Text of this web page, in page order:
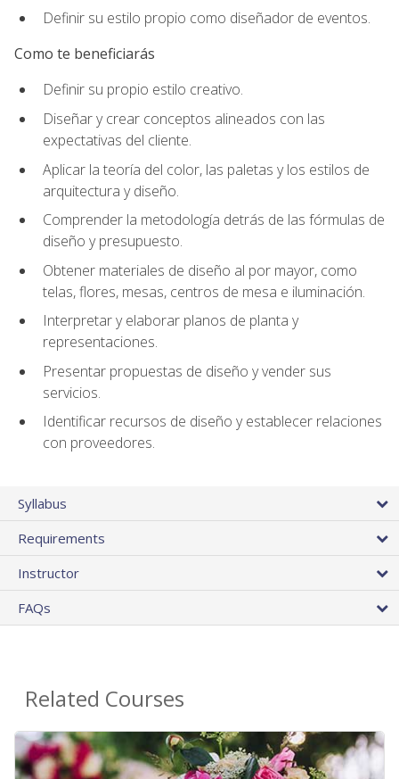
Definir su estilo propio como diseñador de eventos.
Como te beneficiarás
Definir su propio estilo creativo.
Diseñar y crear conceptos alineados con las
expectativas del cliente.
Aplicar la teoría del color, las paletas y los estilos de
arquitectura y diseño.
Comprender la metodología detrás de las fórmulas de
diseño y presupuesto.
Obtener materiales de diseño al por mayor, como
telas, flores, mesas, centros de mesa e iluminación.
Interpretar y elaborar planos de planta y
representaciones.
Presentar propuestas de diseño y vender sus
servicios.
Identificar recursos de diseño y establecer relaciones
con proveedores.
Syllabus
Requirements
Instructor
FAQs
Related Courses